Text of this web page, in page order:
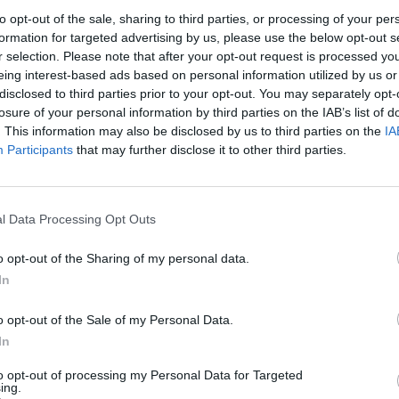
opt-out of the sale, sharing to third parties, or processing of your
for targeted advertising by us, please use the below opt-out
selection. Please note that after your opt-out request is processed
interest-based ads based on personal information utilized by us
to third parties prior to your opt-out. You may separately
of your personal information by third parties on the IAB’s list of
This information may also be disclosed by us to third parties on the
Participants that may further disclose it to other third parties.
Data Processing Opt Outs
opt-out of the Sharing of my personal data.
opt-out of the Sale of my Personal Data.
opt-out of processing my Personal Data for Targeted
για πρόσληψη 12
στο Δήμο Αργιθέας
την Πέμπτη 14 Μαΐου, θα μπορούν να
δικαιολογητικά οι ενδιαφερόμενοι να
συμβάσεις για κάλυψη αναγκών
ατόμων με συμβάσεις στο
Έκτακτος
προστασίας για
Νείλου στην
6 Αυγούστου 2026, 19:35
Χαλκίδα:
Υψηλή Γέφυρα
νερά του
απεγκλώβισαν
από πτώση στη
συγκρούστηκε
Άνω Λιόσια: